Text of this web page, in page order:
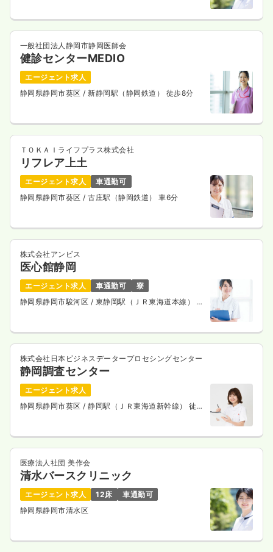
一般社団法人静岡市静岡医師会
健診センターMEDIO
エージェント求人
静岡県静岡市葵区 / 新静岡駅（静岡鉄道） 徒歩8分
ＴＯＫＡＩライフプラス株式会社
リフレア上土
エージェント求人
車通勤可
静岡県静岡市葵区 / 古庄駅（静岡鉄道） 車6分
株式会社アンビス
医心館静岡
エージェント求人 車通勤可
寮
静岡県静岡市駿河区 / 東静岡駅（ＪＲ東海道本線） バ
株式会社日本ビジネスデータープロセシングセンター
静岡調査センター
エージェント求人
静岡県静岡市葵区 / 静岡駅（ＪＲ東海道新幹線） 徒歩
医療法人社団 美作会
清水バースクリニック
エージェント求人 12床
車通勤可
静岡県静岡市清水区